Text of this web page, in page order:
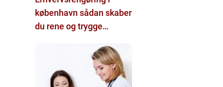
københavn sådan skaber
du rene og trygge
arbejdspladsen